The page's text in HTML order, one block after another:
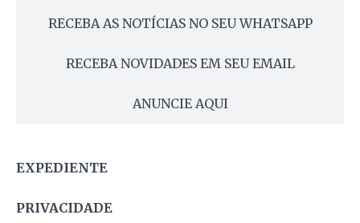
RECEBA AS NOTÍCIAS NO SEU WHATSAPP
RECEBA NOVIDADES EM SEU EMAIL
ANUNCIE AQUI
EXPEDIENTE
PRIVACIDADE